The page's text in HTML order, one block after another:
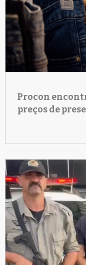
Procon
preços de